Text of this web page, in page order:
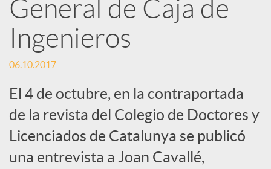
i
c
a
d
General de Caja de
Ingenieros
06.10.2017
El 4 de octubre, en la contraportada
de la revista del Colegio de Doctores y
Licenciados de Catalunya se publicó
una entrevista a Joan Cavallé,